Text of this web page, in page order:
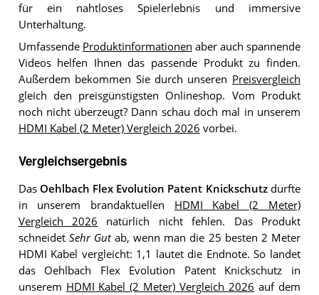
für ein nahtloses Spielerlebnis und immersive
Unterhaltung.
Umfassende Produktinformationen aber auch spannende
Videos helfen Ihnen das passende Produkt zu finden.
Außerdem bekommen Sie durch unseren Preisvergleich
gleich den preisgünstigsten Onlineshop. Vom Produkt
noch nicht überzeugt? Dann schau doch mal in unserem
HDMI Kabel (2 Meter) Vergleich 2026 vorbei.
Vergleichsergebnis
Das Oehlbach Flex Evolution Patent Knickschutzdurfte
in unserem brandaktuellen HDMI Kabel (2 Meter)
Vergleich 2026 natürlich nicht fehlen. Das Produkt
schneidet Sehr Gutab, wenn man die 25 besten 2 Meter
HDMI Kabel vergleicht: 1,1 lautet die Endnote. So landet
das Oehlbach Flex Evolution Patent Knickschutz in
unserem HDMI Kabel (2 Meter) Vergleich 2026 auf dem